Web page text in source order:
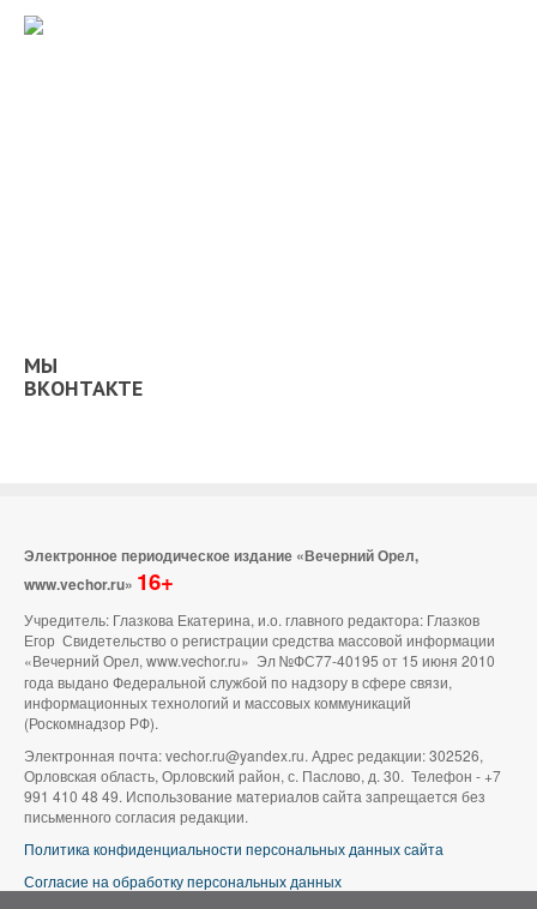
МЫ
ВКОНТАКТЕ
Электронное периодическое издание «Вечерний Орел,
www.vechor.ru» 16+
Учредитель: Глазкова Екатерина, и.о. главного редактора: Глазков
Егор Свидетельство о регистрации средства массовой информации
«Вечерний Орел, www.vechor.ru» Эл №ФС77-40195 от 15 июня 2010
года выдано Федеральной службой по надзору в сфере связи,
информационных технологий и массовых коммуникаций
(Роскомнадзор РФ).
Электронная почта: vechor.ru@yandex.ru. Адрес редакции: 302526,
Орловская область, Орловский район, с. Паслово, д. 30. Телефон - +7
991 410 48 49. Использование материалов сайта запрещается без
письменного согласия редакции.
Политика конфиденциальности персональных данных сайта
Согласие на обработку персональных данных